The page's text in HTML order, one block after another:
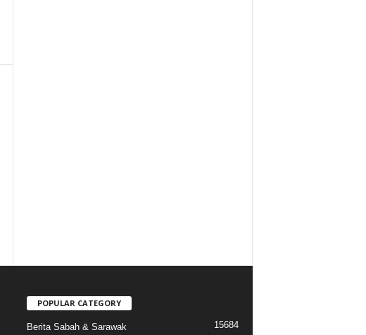
POPULAR CATEGORY
Berita Sabah & Sarawak 15684